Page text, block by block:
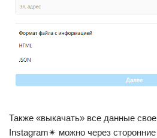
Также «выкачать» все данные
Instagram✴ можно через